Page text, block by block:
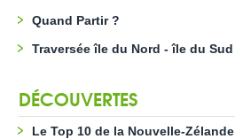
Quand Partir ?
Traversée île du Nord - île du Sud
DÉCOUVERTES
Le Top 10 de la Nouvelle-Zélande